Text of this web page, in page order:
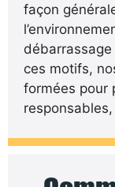
façon
ces motifs,
formées pour